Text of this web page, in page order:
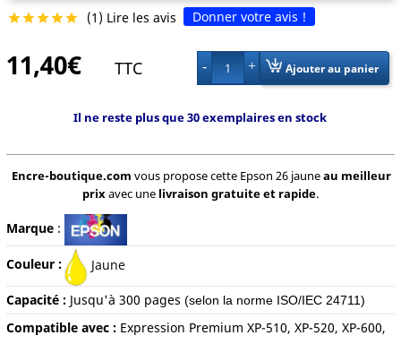
 (1) Lire les avis Donner votre avis !
11,40€ TTC 1 Ajouter au panier
Il ne reste plus que 30 exemplaires en stock
Encre-boutique.com vous propose cette Epson 26 jauneau meilleur
prixavec une livraison gratuite et rapide.
Marque:
Couleur : Jaune
Capacité : Jusqu'à 300 pages (selon la norme ISO/IEC 24711)
Compatible avec : Expression Premium XP-510, XP-520, XP-600,